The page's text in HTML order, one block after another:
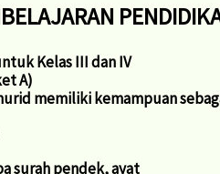
Kelas III dan IV
A)
memiliki kemampuan
surah pendek, ayat